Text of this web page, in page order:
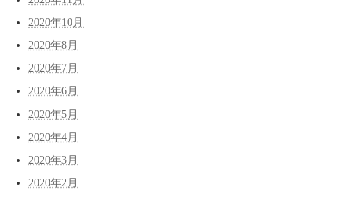
2020年10月
2020年8月
2020年7月
2020年6月
2020年5月
2020年4月
2020年3月
2020年2月